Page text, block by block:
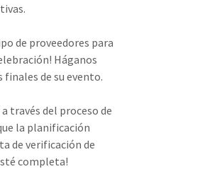
de proveedores para
Háganos
de su evento.
través del proceso de
la planificación
de verificación de
completa!